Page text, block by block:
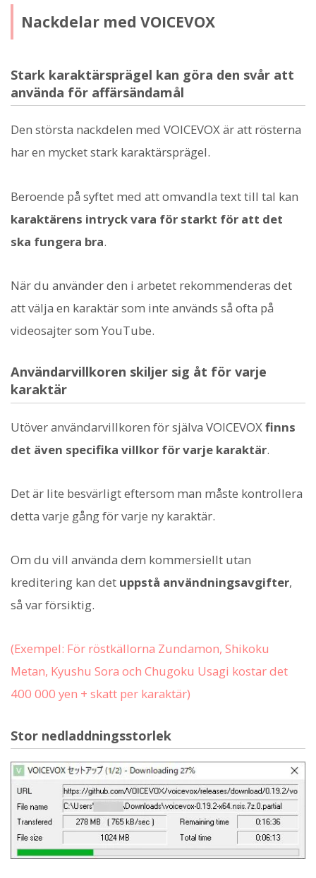
Nackdelar med VOICEVOX
Stark karaktärsprägel kan göra den svår att
använda för affärsändamål
Den största nackdelen med VOICEVOX är att rösterna
har en mycket stark karaktärsprägel.
Beroende på syftet med att omvandla text till tal kan
karaktärens intryck vara för starkt för att det
ska fungera bra.
När du använder den i arbetet rekommenderas det
att välja en karaktär som inte används så ofta på
videosajter som YouTube.
Användarvillkoren skiljer sig åt för varje
karaktär
Utöver användarvillkoren för själva VOICEVOXfinns
det även specifika villkor för varje karaktär.
Det är lite besvärligt eftersom man måste kontrollera
detta varje gång för varje ny karaktär.
Om du vill använda dem kommersiellt utan
kreditering kan det uppstå användningsavgifter,
så var försiktig.
(Exempel: För röstkällorna Zundamon, Shikoku
Metan, Kyushu Sora och Chugoku Usagi kostar det
400 000 yen + skatt per karaktär)
Stor nedladdningsstorlek